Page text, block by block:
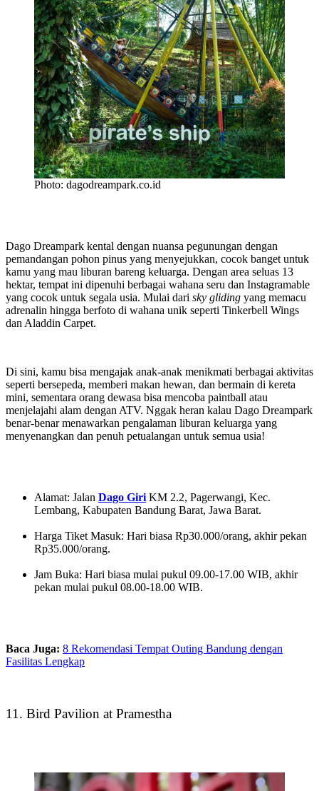
Photo: dagodreampark.co.id
Dago Dreampark kental dengan nuansa pegunungan dengan
pemandangan pohon pinus yang menyejukkan, cocok banget untuk
kamu yang mau liburan bareng keluarga. Dengan area seluas 13
hektar, tempat ini dipenuhi berbagai wahana seru dan Instagramable
yang cocok untuk segala usia. Mulai dari sky gliding yang memacu
adrenalin hingga berfoto di wahana unik seperti Tinkerbell Wings
dan Aladdin Carpet.
Di sini, kamu bisa mengajak anak-anak menikmati berbagai aktivitas
seperti bersepeda, memberi makan hewan, dan bermain di kereta
mini, sementara orang dewasa bisa mencoba paintball atau
menjelajahi alam dengan ATV. Nggak heran kalau Dago Dreampark
benar-benar menawarkan pengalaman liburan keluarga yang
menyenangkan dan penuh petualangan untuk semua usia!
Alamat: Jalan Dago GiriKM 2.2, Pagerwangi, Kec.
Lembang, Kabupaten Bandung Barat, Jawa Barat.
Harga Tiket Masuk: Hari biasa Rp30.000/orang, akhir pekan
Rp35.000/orang.
Jam Buka: Hari biasa mulai pukul 09.00-17.00 WIB, akhir
pekan mulai pukul 08.00-18.00 WIB.
Baca Juga: 8 Rekomendasi Tempat Outing Bandung dengan
Fasilitas Lengkap
11. Bird Pavilion at Pramestha